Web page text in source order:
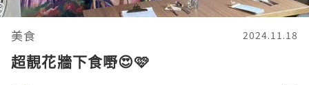
美食 2024.11.18
超靚花牆下食嘢😍🩷